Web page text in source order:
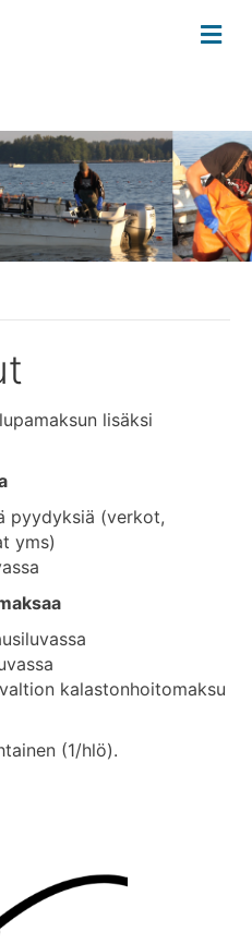
V
a
k
o
lisäksi
pyydyksiä (verkot,
yms)
kalastonhoitomaksu
(1/hlö).